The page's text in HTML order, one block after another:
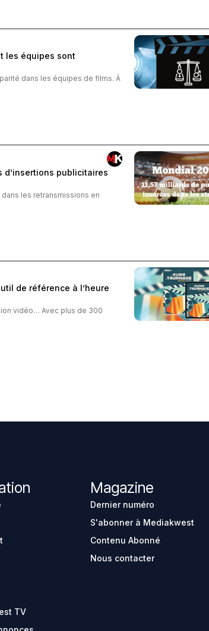
les équipes sont
dans les équipes de films. À
d’insertions publicitaires
les retransmissions en
de référence à l’heure
vidéo… Avec plus de 300
TV
Magazine
Dernier numéro
S'abonner à Mediakwest
Contenu Abonné
Nous contacter